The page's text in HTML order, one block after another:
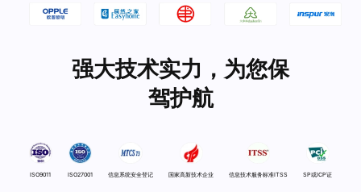
强大技术实力，为您保
驾护航
ISO9011 ISO27001 信息系统安全登记 国家高新技术企业 信息技术服务标准ITSS SP或ICP证